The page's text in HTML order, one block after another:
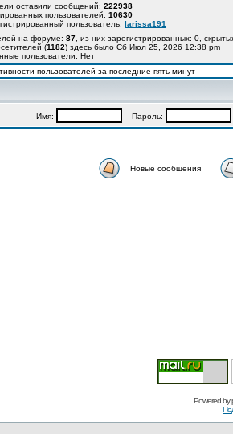
оставили сообщений: 222938
пользователей: 10630
пользователь: larissa191
на форуме: 87 , из них зарегистрированных: 0,
(1182) здесь было Сб Июл 25, 2026 12:38 pm
пользователи: Нет
пользователей за последние пять минут
Имя: Пароль:
Новые сообщения
Powered by